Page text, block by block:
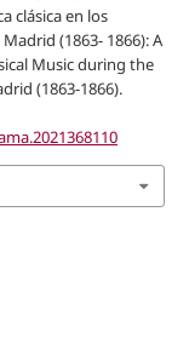
clásica en los
(1863- 1866): A
Music during the
(1863-1866).